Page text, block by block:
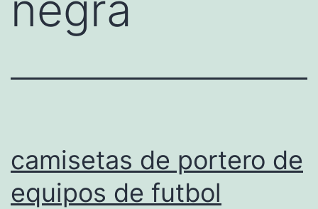
camisetas de portero de
equipos de futbol